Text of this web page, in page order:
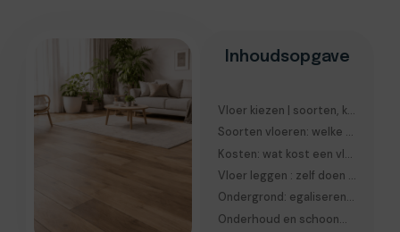
Inhoudsopgave
Vloer kiezen | soorten, kosten, leggen en onderhoud (complete gids)
Soorten vloeren: welke vloer past bij jou?
Kosten: wat kost een vloer?
Vloer leggen : zelf doen of laten leggen?
Ondergrond: egaliseren en voorbereiden
Onderhoud en schoonmaken